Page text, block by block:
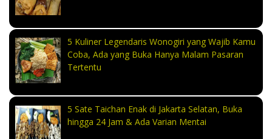
5 Kuliner Legendaris Wonogiri yang Wajib Kamu
Coba, Ada yang Buka Hanya Malam Pasaran
Tertentu
5 Sate Taichan Enak di Jakarta Selatan, Buka
hingga 24 Jam & Ada Varian Mentai